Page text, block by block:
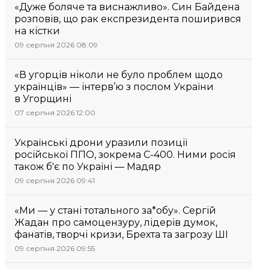
«Дуже боляче та виснажливо». Син Байдена
розповів, що рак експрезидента поширився
на кістки
09 серпня 2026 08:09
«В угорців ніколи не було проблем щодо
українців» — інтерв’ю з послом України
в Угорщині
07 серпня 2026 12:00
Українські дрони уразили позиції
російської ППО, зокрема С-400. Ними росія
також б'є по Україні — Мадяр
09 серпня 2026 09:41
«Ми — у стані тотального за*обу». Сергій
Жадан про самоцензуру, лідерів думок,
фанатів, творчі кризи, Брехта та загрозу ШІ
09 серпня 2026 09:55